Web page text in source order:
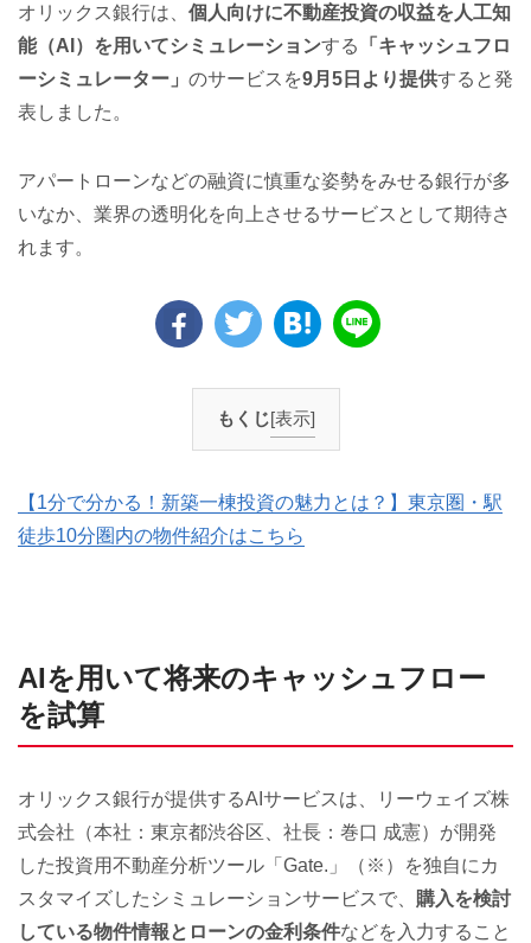
オリックス銀行は、 個人向けに不動産投資の収益を人工知
能（AI）を用いてシミュレーションする
「キャッシュフロ
ーシミュレーター」 のサービスを9月5日より提供すると発
表しました。
アパートローンなどの融資に慎重な姿勢をみせる銀行が多
いなか、業界の透明化を向上させるサービスとして期待さ
れます。
もくじ[表示]
【1分で分かる！新築一棟投資の魅力とは？】東京圏・駅
徒歩10分圏内の物件紹介はこちら
AIを用いて将来のキャッシュフロー
を試算
オリックス銀行が提供するAIサービスは、リーウェイズ株
式会社（本社：東京都渋谷区、社長：巻口 成憲）が開発
した投資用不動産分析ツール「Gate.」（※）を独自にカ
スタマイズしたシミュレーションサービスで、 購入を検討
している物件情報とローンの金利条件などを入力すること